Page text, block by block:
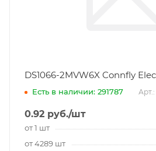
DS1066-2MVW6X Connfly
Есть в наличии: 291787
0.92 руб./шт
от 1 шт
от 4289 шт